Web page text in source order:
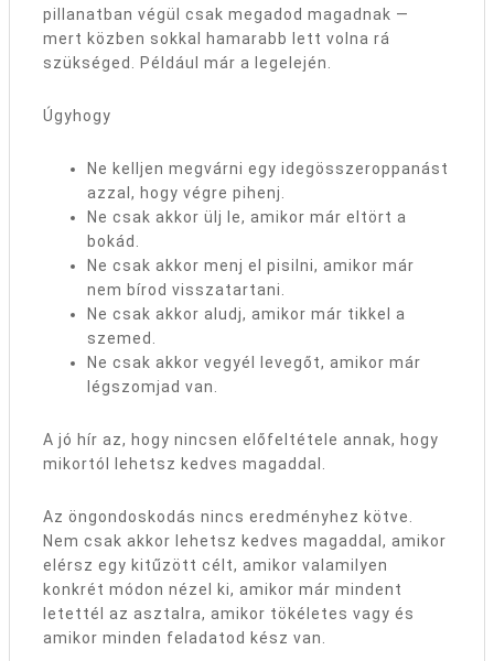
pillanatban végül csak megadod magadnak —
mert közben sokkal hamarabb lett volna rá
szükséged. Például már a legelején.
Úgyhogy
Ne kelljen megvárni egy idegösszeroppanást
azzal, hogy végre pihenj.
Ne csak akkor ülj le, amikor már eltört a
bokád.
Ne csak akkor menj el pisilni, amikor már
nem bírod visszatartani.
Ne csak akkor aludj, amikor már tikkel a
szemed.
Ne csak akkor vegyél levegőt, amikor már
légszomjad van.
A jó hír az, hogy nincsen előfeltétele annak, hogy
mikortól lehetsz kedves magaddal.
Az öngondoskodás nincs eredményhez kötve.
Nem csak akkor lehetsz kedves magaddal, amikor
elérsz egy kitűzött célt, amikor valamilyen
konkrét módon nézel ki, amikor már mindent
letettél az asztalra, amikor tökéletes vagy és
amikor minden feladatod kész van.